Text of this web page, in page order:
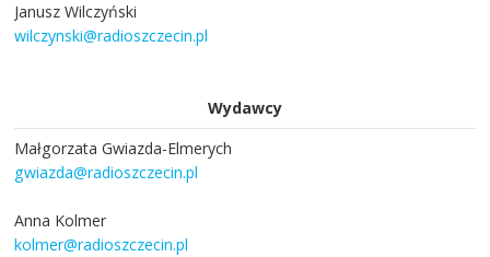
Janusz Wilczyński
wilczynski@radioszczecin.pl
Wydawcy
Małgorzata Gwiazda-Elmerych
gwiazda@radioszczecin.pl
Anna Kolmer
kolmer@radioszczecin.pl